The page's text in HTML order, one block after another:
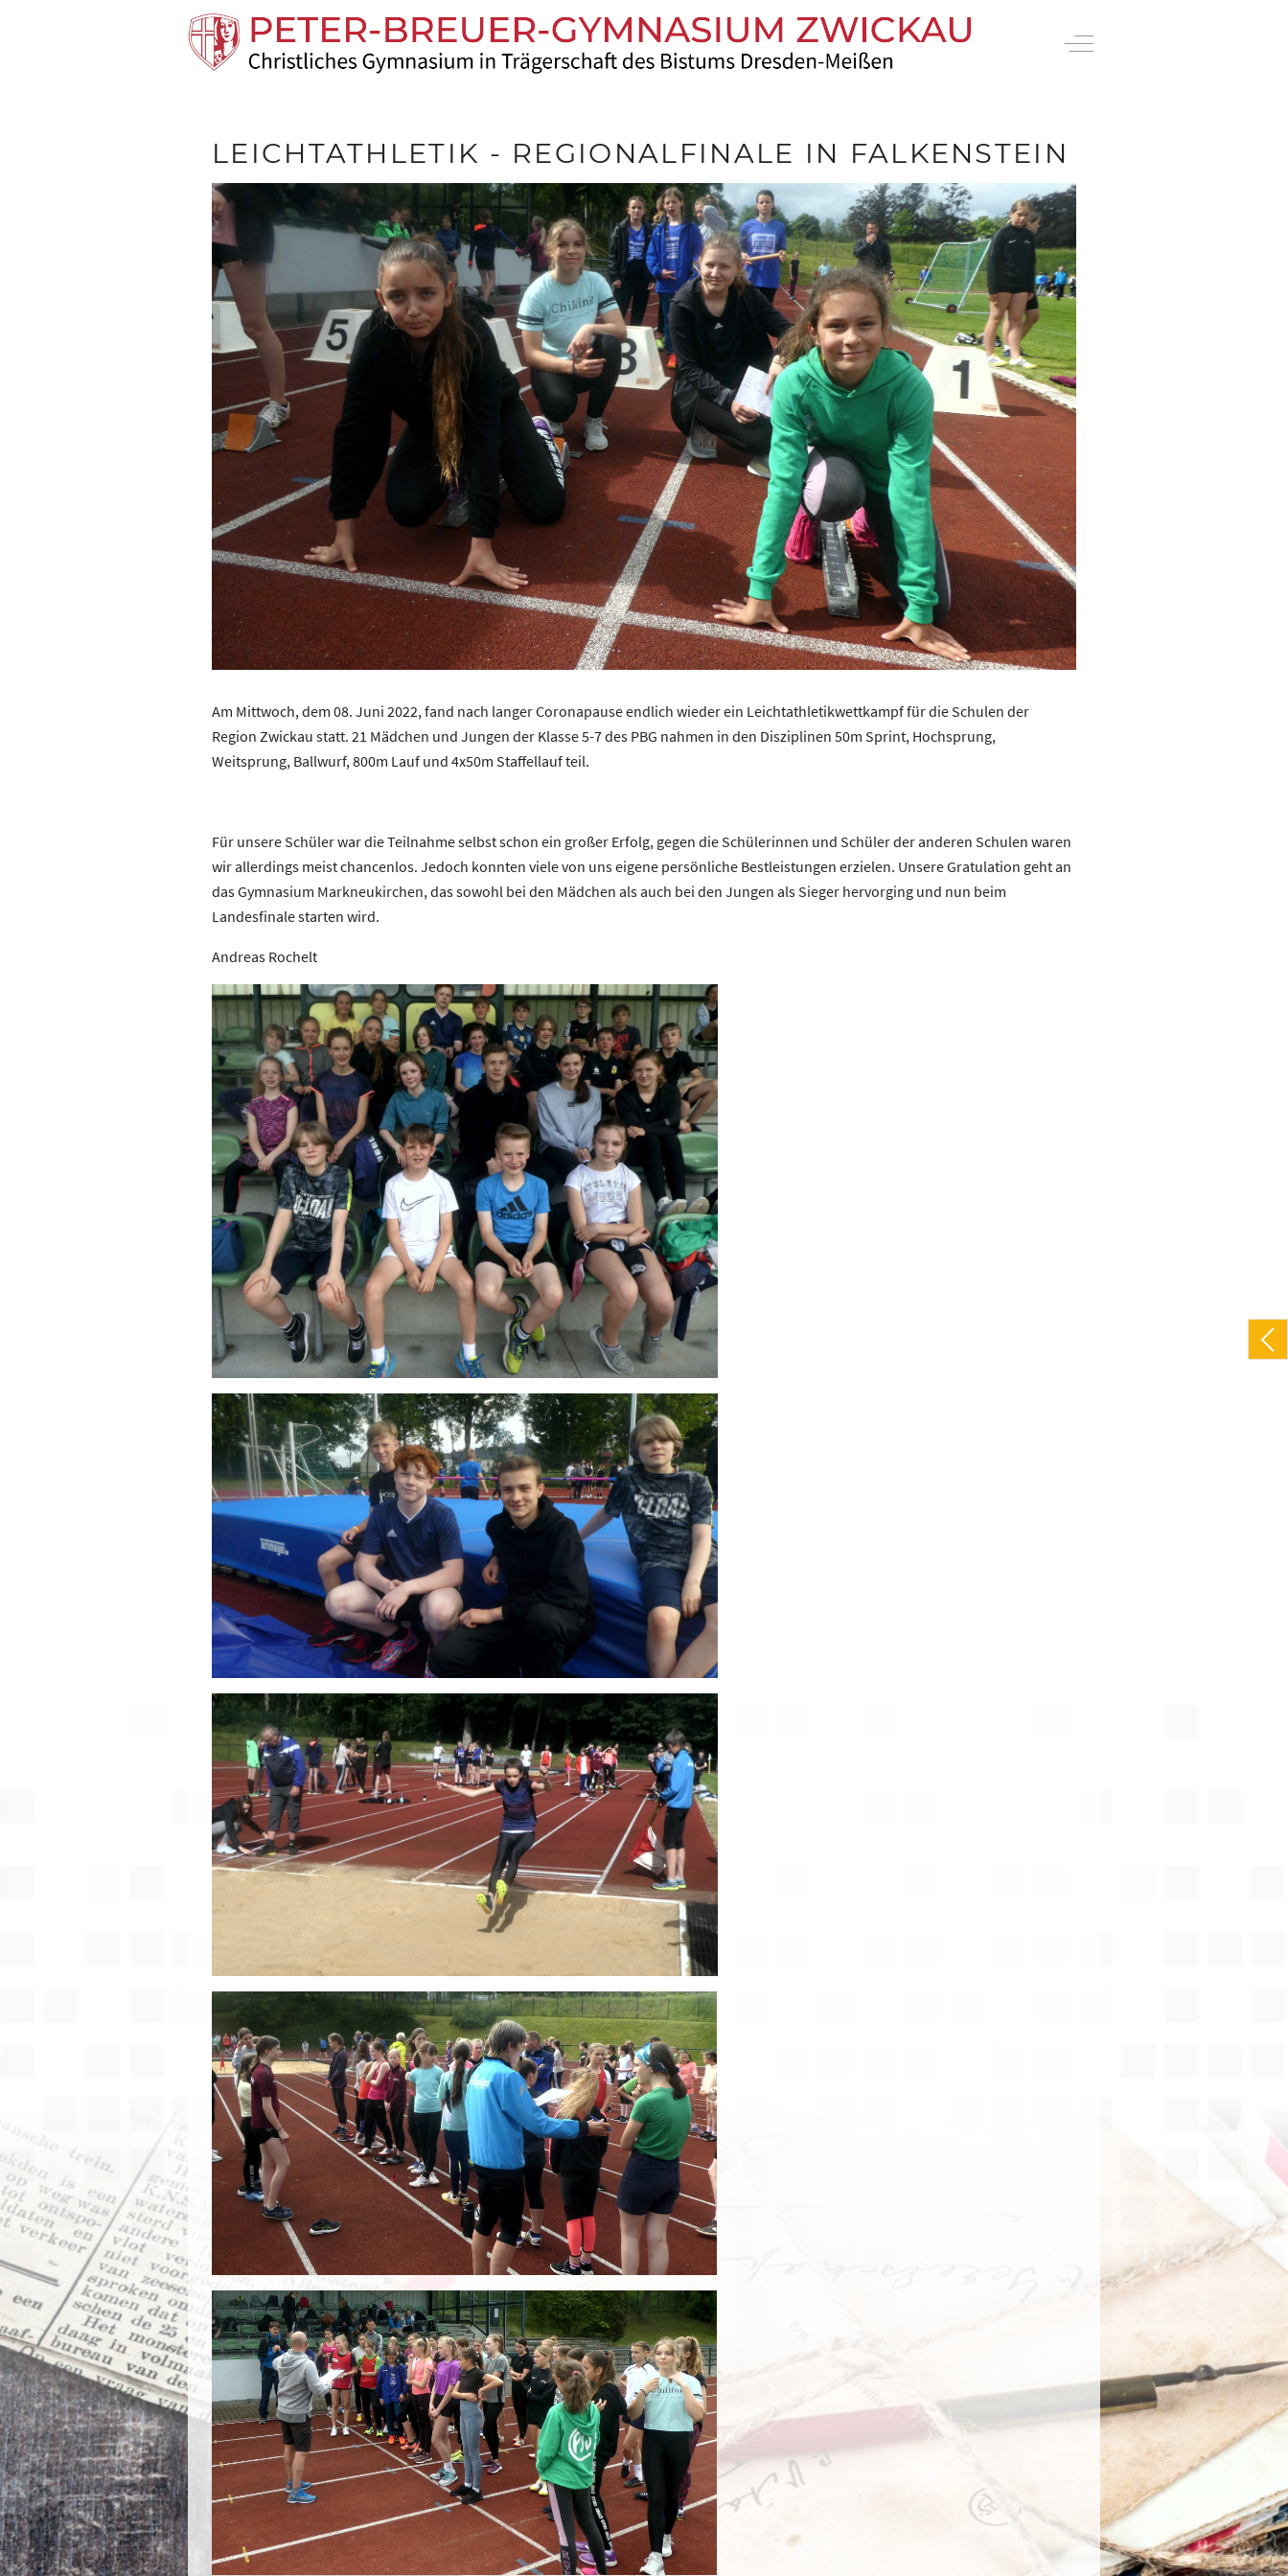
Off-Canvas Toggle
LEICHTATHLETIK - REGIONALFINALE IN FALKENSTEIN
Am Mittwoch, dem 08. Juni 2022, fand nach langer Coronapause endlich wieder ein Leichtathletikwettkampf für die Schulen der
Region Zwickau statt. 21 Mädchen und Jungen der Klasse 5-7 des PBG nahmen in den Disziplinen 50m Sprint, Hochsprung,
Weitsprung, Ballwurf, 800m Lauf und 4x50m Staffellauf teil.
Für unsere Schüler war die Teilnahme selbst schon ein großer Erfolg, gegen die Schülerinnen und Schüler der anderen Schulen waren
wir allerdings meist chancenlos. Jedoch konnten viele von uns eigene persönliche Bestleistungen erzielen. Unsere Gratulation geht an
das Gymnasium Markneukirchen, das sowohl bei den Mädchen als auch bei den Jungen als Sieger hervorging und nun beim
Landesfinale starten wird.
Andreas Rochelt